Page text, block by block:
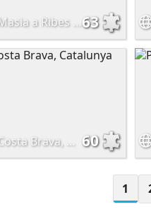
Masia a Ribes de Freser, Catalunya63
60
1